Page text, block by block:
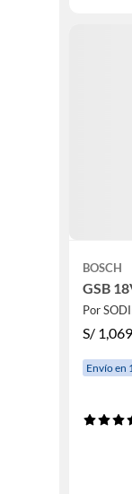
BOSCH
GSB
Por
S/
Envío en